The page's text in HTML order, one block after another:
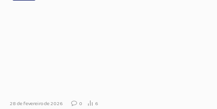
28 de fevereiro de 2026 0 6